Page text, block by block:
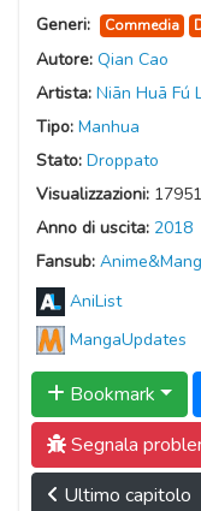
Generi:
Commedia
Autore: Qian Cao
Artista: Niān Huā Fú
Tipo: Manhua
Stato: Droppato
Visualizzazioni:
Anno di uscita: 2018
Fansub:
AniList
MangaUpdates
Bookmark
Segnala
Ultimo capitolo